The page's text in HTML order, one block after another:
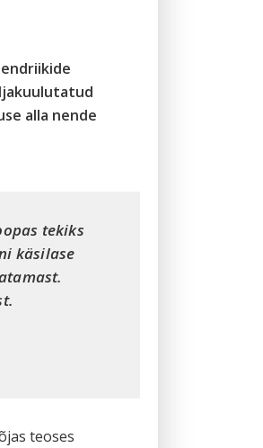
alla nende
tekiks
käsilase
teoses